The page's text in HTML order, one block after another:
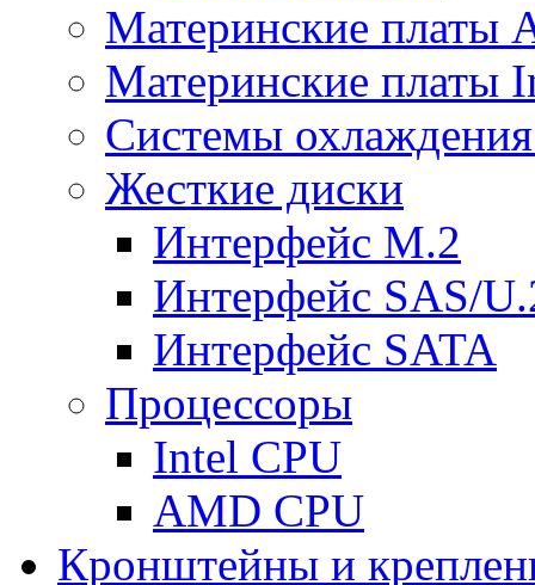
Материнские платы
Материнские платы
Системы
Жесткие диски
Интерфейс M.2
Интерфейс SAS/
Интерфейс SATA
Процессоры
Intel CPU
AMD CPU
Кронштейны и